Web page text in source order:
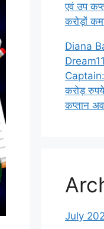
एवं उप
करोड़ों
Diana
करोड़
कप्तान
July